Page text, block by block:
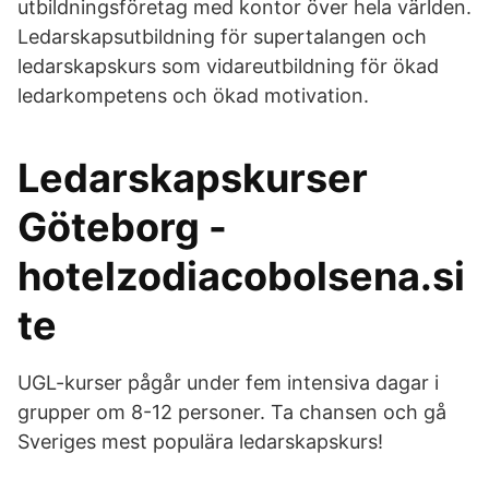
utbildningsföretag med kontor över hela världen.
Ledarskapsutbildning för supertalangen och
ledarskapskurs som vidareutbildning för ökad
ledarkompetens och ökad motivation.
Ledarskapskurser
Göteborg -
hotelzodiacobolsena.si
te
UGL-kurser pågår under fem intensiva dagar i
grupper om 8-12 personer. Ta chansen och gå
Sveriges mest populära ledarskapskurs!